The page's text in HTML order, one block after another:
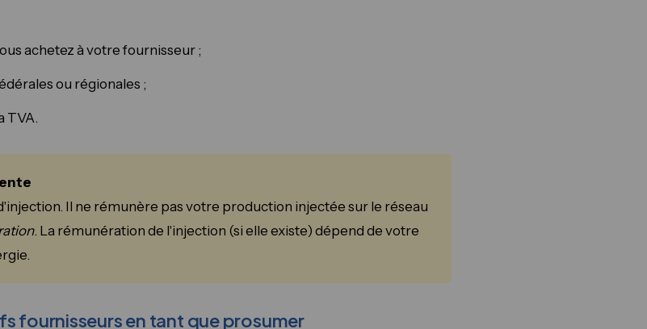
achetez à votre fournisseur ;
ou régionales ;
TVA.
Il ne rémunère pas votre production injectée sur le réseau
. La rémunération de l'injection (si elle existe) dépend de votre
fournisseurs en tant que prosumer